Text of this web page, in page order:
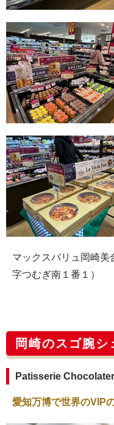
マックスバリュ岡崎
字つむぎ南１番１）
岡崎のスゴ腕
Patisserie
愛知万博で世界のVIP